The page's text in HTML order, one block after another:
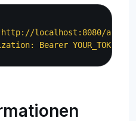
localhost:8080/api/
Bearer YOUR_TOKEN"